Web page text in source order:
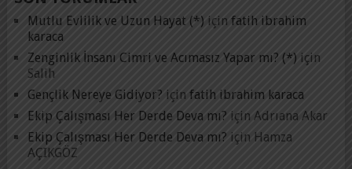
Mutlu Evlilik ve Uzun Hayat (*) için fatih ibrahim
karaca
Zenginlik İnsanı Cimri ve Acımasız Yapar mı? (*) için
Salih
Gençlik Nereye Gidiyor? için fatih ibrahim karaca
Ekip Çalışması Her Derde Deva mı? için Adrıana Akar
Ekip Çalışması Her Derde Deva mı? için Hamza
AÇIKGÖZ